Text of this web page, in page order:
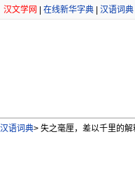
汉文学网 在线新华字典 汉语词典
汉语词典> 失之毫厘，差以千里的解